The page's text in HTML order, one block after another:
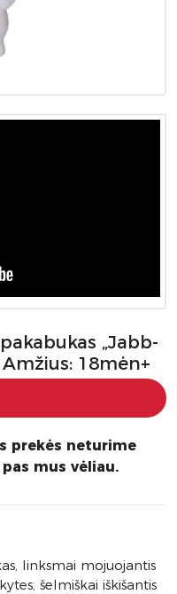
„Jabb-
18mėn+
prekės neturime
mus vėliau.
linksmai mojuojantis
šelmiškai iškišantis